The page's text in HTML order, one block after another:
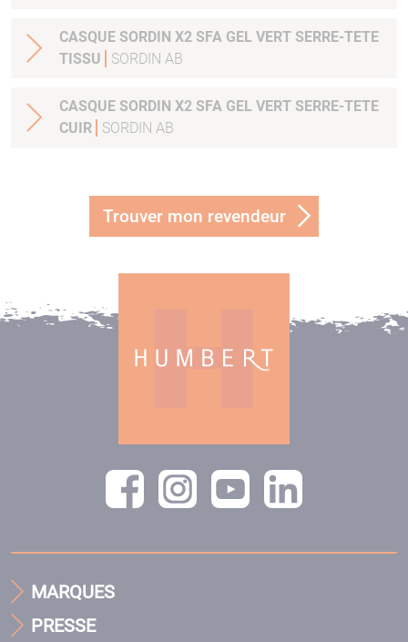
CASQUE SORDIN X2 SFA GEL VERT SERRE-TETE
TISSU
SORDIN AB
CASQUE SORDIN X2 SFA GEL VERT SERRE-TETE
CUIR
SORDIN AB
Trouver mon revendeur
MARQUES
PRESSE